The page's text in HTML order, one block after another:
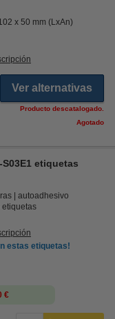
x 50 mm (LxAn)
Ver alternativas
Producto descatalogado.
Agotado
etiquetas
autoadhesivo
etiquetas
estas etiquetas!
€